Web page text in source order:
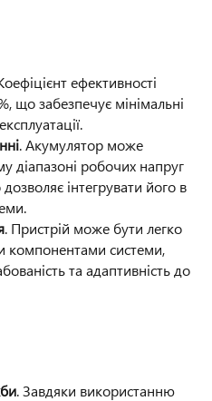
ефективності
що забезпечує мінімальні
. Акумулятор може
діапазоні робочих напруг
інтегрувати його в
. Пристрій може бути легко
компонентами системи,
та адаптивність до
. Завдяки використанню